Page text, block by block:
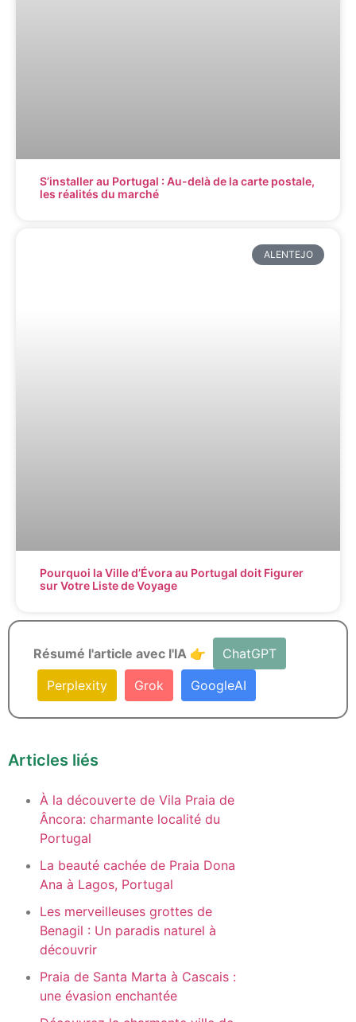
S’installer au Portugal : Au-delà de la carte postale,
les réalités du marché
ALENTEJO
Pourquoi la Ville d’Évora au Portugal doit Figurer
sur Votre Liste de Voyage
Résumé l'article avec l'IA 👉
ChatGPT
Perplexity
Grok GoogleAI
Articles liés
À la découverte de Vila Praia de
Âncora: charmante localité du
Portugal
La beauté cachée de Praia Dona
Ana à Lagos, Portugal
Les merveilleuses grottes de
Benagil : Un paradis naturel à
découvrir
Praia de Santa Marta à Cascais :
une évasion enchantée